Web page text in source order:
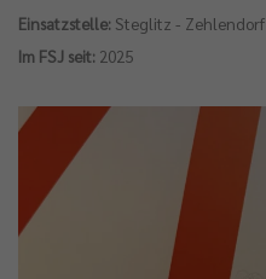
Einsatzstelle: Steglitz - Zehlendorf
Im FSJ seit: 2025